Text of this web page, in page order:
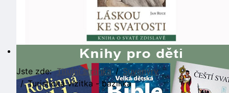
Jste zde:Titulní stránka
Suvenýry
Turistická vizitka - bazilika